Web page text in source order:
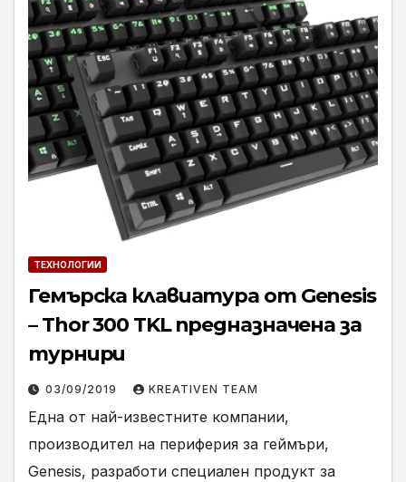
ТЕХНОЛОГИИ
Гемърска клавиатура от Genesis
– Thor 300 TKL предназначена за
турнири
03/09/2019 KREATIVEN TEAM
Една от най-известните компании,
производител на периферия за геймъри,
Genesis, разработи специален продукт за